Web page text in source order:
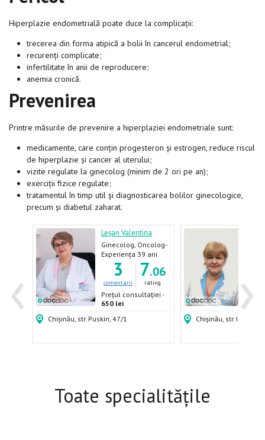
Hiperplazie endometrială poate duce la complicații:
trecerea din forma atipică a bolii în cancerul endometrial;
recurenți complicate;
infertilitate în anii de reproducere;
anemia cronică.
Prevenirea
Printre măsurile de prevenire a hiperplaziei endometriale sunt:
medicamente, care conțin progesteron și estrogen, reduce riscul
de hiperplazie și cancer al uterului;
vizite regulate la ginecolog (minim de 2 ori pe an);
exerciții fizice regulate;
tratamentul în timp util și diagnosticarea bolilor ginecologice,
precum și diabetul zaharat.
‹ ›
-
Leșan Valentina
Ginecolog, Oncolog-
ginecolog
Experiența 39 ani
3
comentarii
7.06
rating
Prețul consultației -
650 lei
Chișinău, str. Puskin, 47/1
400
Chișinău, str. Igor
Toate specialitățile